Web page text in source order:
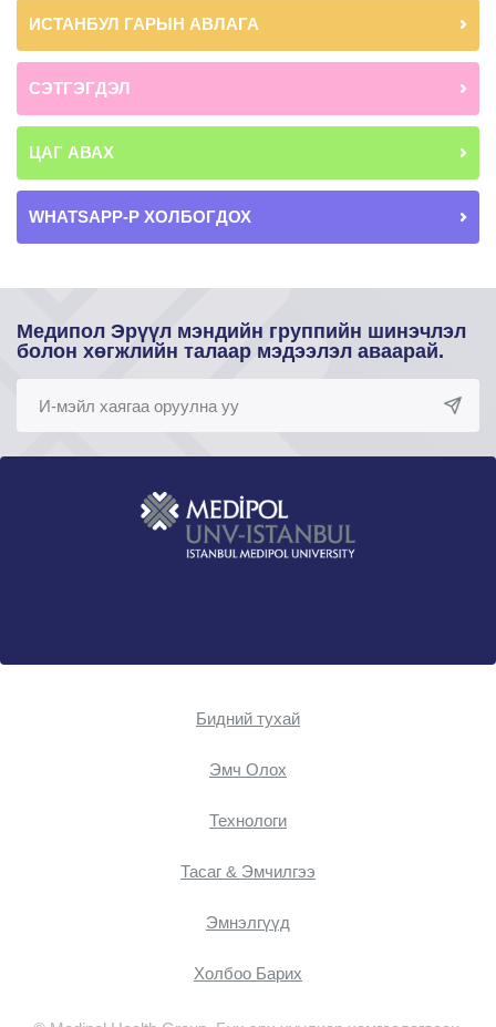
ИСТАНБУЛ ГАРЫН АВЛАГА
СЭТГЭГДЭЛ
ЦАГ АВАХ
WHATSAPP-Р ХОЛБОГДОХ
Медипол Эрүүл мэндийн группийн шинэчлэл
болон хөгжлийн талаар мэдээлэл аваарай.
Бидний тухай
Эмч Oлох
Технологи
Тасаг & Эмчилгээ
Эмнэлгүүд
Холбоо Барих